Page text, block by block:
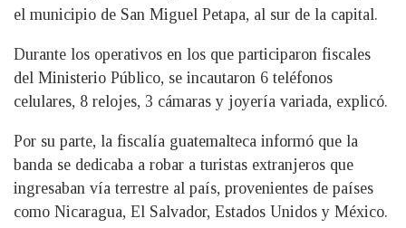
el municipio de San Miguel Petapa, al sur de la capital.
Durante los operativos en los que participaron fiscales
del Ministerio Público, se incautaron 6 teléfonos
celulares, 8 relojes, 3 cámaras y joyería variada, explicó.
Por su parte, la fiscalía guatemalteca informó que la
banda se dedicaba a robar a turistas extranjeros que
ingresaban vía terrestre al país, provenientes de países
como Nicaragua, El Salvador, Estados Unidos y México.